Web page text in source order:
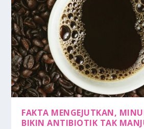
FAKTA MENGEJUTKAN,
BIKIN ANTIBIOTIK TAK